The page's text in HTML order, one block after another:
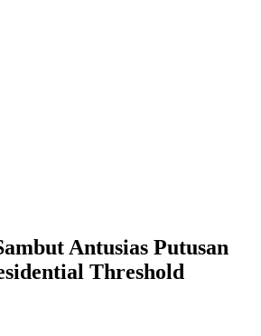
Antusias Putusan
Threshold